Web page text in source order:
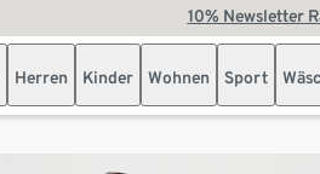
10% Newsletter
Herren Kinder Wohnen Sport